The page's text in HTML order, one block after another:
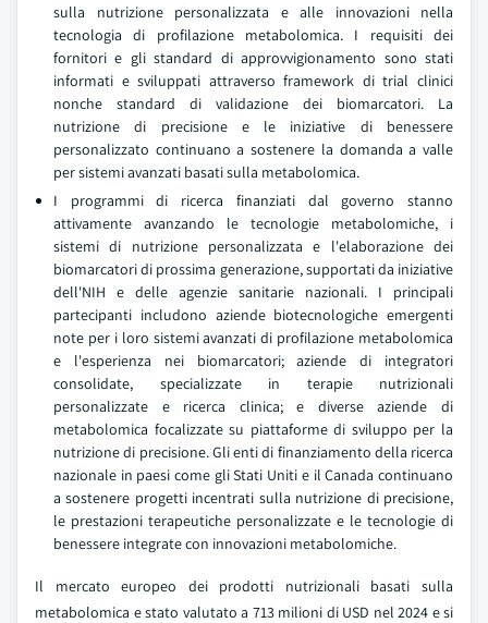
sulla nutrizione personalizzata e alle innovazioni nella
tecnologia di profilazione metabolomica. I requisiti dei
fornitori e gli standard di approvvigionamento sono stati
informati e sviluppati attraverso framework di trial clinici
nonche standard di validazione dei biomarcatori. La
nutrizione di precisione e le iniziative di benessere
personalizzato continuano a sostenere la domanda a valle
per sistemi avanzati basati sulla metabolomica.
I programmi di ricerca finanziati dal governo stanno
attivamente avanzando le tecnologie metabolomiche, i
sistemi di nutrizione personalizzata e l'elaborazione dei
biomarcatori di prossima generazione, supportati da iniziative
dell'NIH e delle agenzie sanitarie nazionali. I principali
partecipanti includono aziende biotecnologiche emergenti
note per i loro sistemi avanzati di profilazione metabolomica
e l'esperienza nei biomarcatori; aziende di integratori
consolidate, specializzate in terapie nutrizionali
personalizzate e ricerca clinica; e diverse aziende di
metabolomica focalizzate su piattaforme di sviluppo per la
nutrizione di precisione. Gli enti di finanziamento della ricerca
nazionale in paesi come gli Stati Uniti e il Canada continuano
a sostenere progetti incentrati sulla nutrizione di precisione,
le prestazioni terapeutiche personalizzate e le tecnologie di
benessere integrate con innovazioni metabolomiche.
Il mercato europeo dei prodotti nutrizionali basati sulla
metabolomica e stato valutato a 713 milioni di USD nel 2024 e si